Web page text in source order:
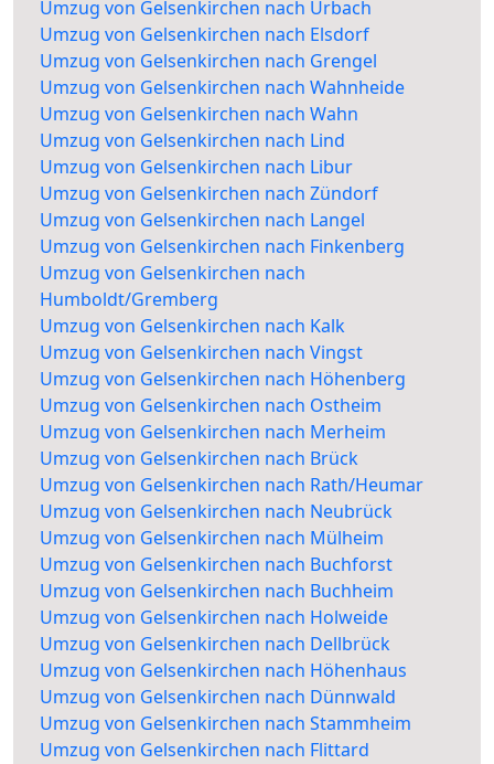
Umzug von Gelsenkirchen nach Urbach
Umzug von Gelsenkirchen nach Elsdorf
Umzug von Gelsenkirchen nach Grengel
Umzug von Gelsenkirchen nach Wahnheide
Umzug von Gelsenkirchen nach Wahn
Umzug von Gelsenkirchen nach Lind
Umzug von Gelsenkirchen nach Libur
Umzug von Gelsenkirchen nach Zündorf
Umzug von Gelsenkirchen nach Langel
Umzug von Gelsenkirchen nach Finkenberg
Umzug von Gelsenkirchen nach
Humboldt/Gremberg
Umzug von Gelsenkirchen nach Kalk
Umzug von Gelsenkirchen nach Vingst
Umzug von Gelsenkirchen nach Höhenberg
Umzug von Gelsenkirchen nach Ostheim
Umzug von Gelsenkirchen nach Merheim
Umzug von Gelsenkirchen nach Brück
Umzug von Gelsenkirchen nach Rath/Heumar
Umzug von Gelsenkirchen nach Neubrück
Umzug von Gelsenkirchen nach Mülheim
Umzug von Gelsenkirchen nach Buchforst
Umzug von Gelsenkirchen nach Buchheim
Umzug von Gelsenkirchen nach Holweide
Umzug von Gelsenkirchen nach Dellbrück
Umzug von Gelsenkirchen nach Höhenhaus
Umzug von Gelsenkirchen nach Dünnwald
Umzug von Gelsenkirchen nach Stammheim
Umzug von Gelsenkirchen nach Flittard